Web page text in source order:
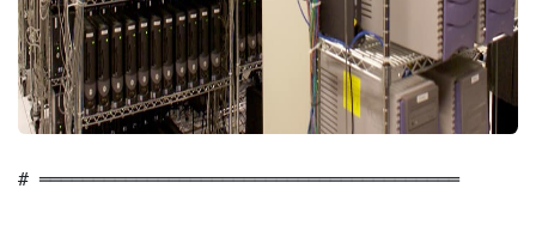
# ═══════════════════════════════════════